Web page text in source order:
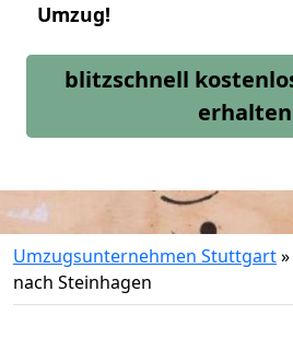
Umzug!
blitzschnell
erhalten
Umzugsunternehmen Stuttgart»
nach Steinhagen